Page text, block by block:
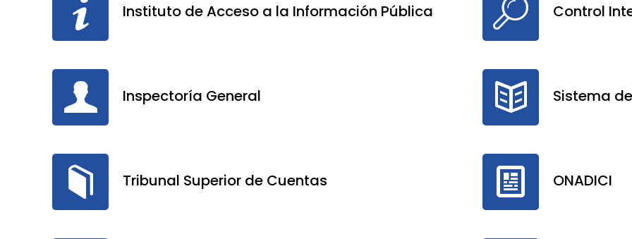
Instituto de Acceso a la Información Pública Control
Inspectoría General Sistema
Tribunal Superior de Cuentas ONADICI